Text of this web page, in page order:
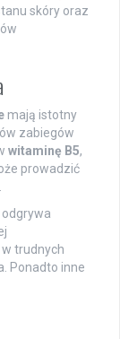
skóry oraz
mają istotny
zabiegów
witaminę B5,
prowadzić
trudnych
Ponadto inne